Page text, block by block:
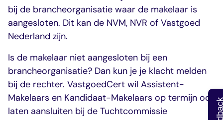
bij de brancheorganisatie waar de makelaar is
aangesloten. Dit kan de NVM, NVR of Vastgoed
Nederland zijn.
Is de makelaar niet aangesloten bij een
brancheorganisatie? Dan kun je je klacht melden
bij de rechter. VastgoedCert wil Assistent-
Makelaars en Kandidaat-Makelaars op termijn ook
laten aansluiten bij de Tuchtcommissie